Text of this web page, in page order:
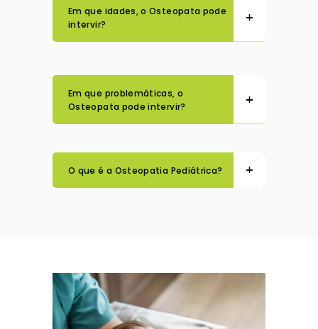
Em que idades, o Osteopata pode
intervir?
Em que problemáticas, o
Osteopata pode intervir?
O que é a Osteopatia Pediátrica?